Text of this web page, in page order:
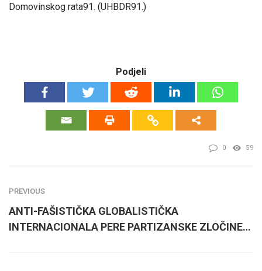
Domovinskog rata91. (UHBDR91.)
Podjeli
0 59
PREVIOUS
ANTI-FAŠISTIČKA GLOBALISTIČKA
INTERNACIONALA PERE PARTIZANSKE ZLOČINE…